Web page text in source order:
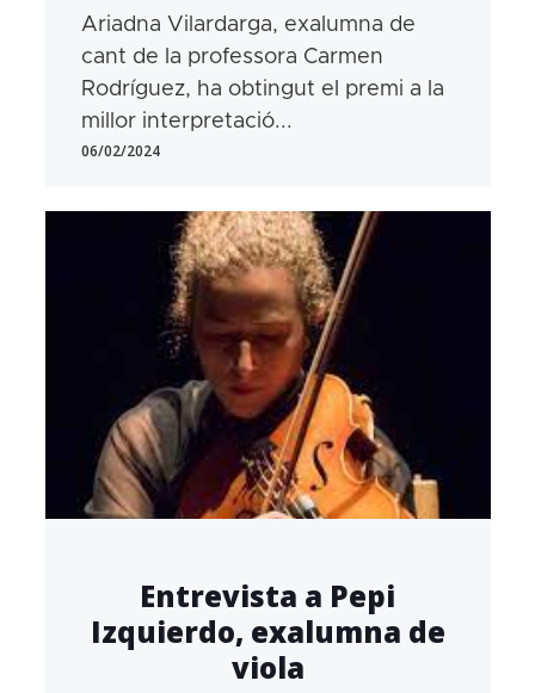
Ariadna Vilardarga, exalumna de
cant de la professora Carmen
Rodríguez, ha obtingut el premi a la
millor interpretació...
06/02/2024
Entrevista a Pepi
Izquierdo, exalumna de
viola